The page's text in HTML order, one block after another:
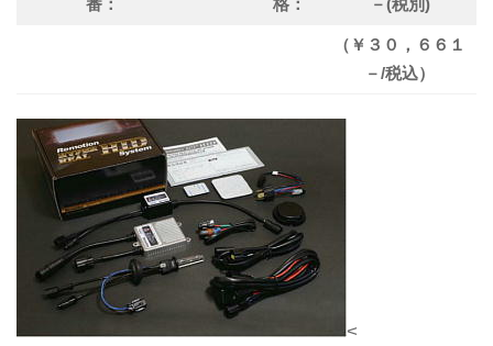
番：
格：
－(税別)
（￥３０，６６１
－/税込）
<